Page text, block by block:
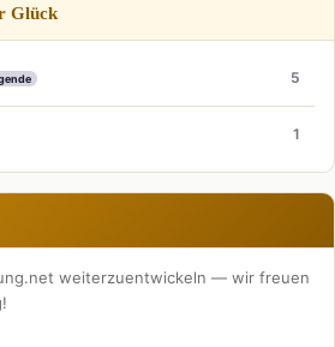
Glück
5
1
weiterzuentwickeln — wir freuen